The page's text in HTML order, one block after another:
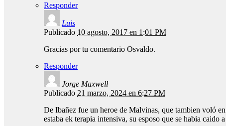
Responder
Luis
Publicado 10 agosto, 2017 en 1:01 PM
Gracias por tu comentario Osvaldo.
Responder
Jorge Maxwell
Publicado 21 marzo, 2024 en 6:27 PM
De Ibañez fue un heroe de Malvinas, que tambien voló
estaba ek terapia intensiva, su esposo que se habia